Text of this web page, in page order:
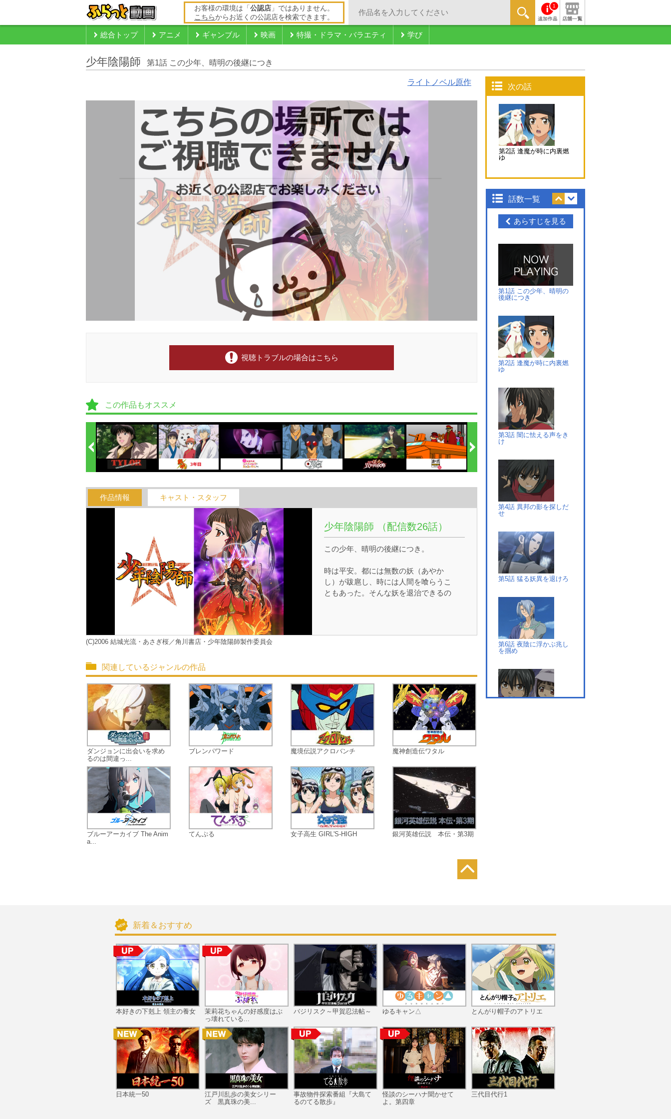
お客様の環境は「 公認店 」ではありません。
こちらからお近くの公認店を検索できます。
1
総合トップ アニメ ギャンブル 映画 特撮・ドラマ・バラエティ 学び
少年陰陽師 第1話 この少年、晴明の後継につき
ライトノベル原作
視聴トラブルの場合はこちら
この作品もオススメ
作品情報 キャスト・スタッフ
少年陰陽師 （配信数26話）
この少年、晴明の後継につき。
時は平安。都には無数の妖（あやか
し）が跋扈し、時には人間を喰らうこ
ともあった。そんな妖を退治できるの
もののまだまだ半人前な昌浩は、妖を
のだが…。昌浩は都を救えるか!? そし
て、一人前の陰陽師になれるのか!? 半
人前の陰陽師が、都の闇を叩き切る…!!
(C)2006 結城光流・あさぎ桜／角川書店・少年陰陽師製作委員会
関連しているジャンルの作品
ダンジョンに出会いを求め
るのは間違っ...
ブルーアーカイブ The Anim
a...
ブレンパワード
てんぷる
魔境伝説アクロバンチ
女子高生 GIRL'S-HIGH
魔神創造伝ワタル
銀河英雄伝説 本伝・第3期
次の話
第2話 逢魔が時に内裏燃
ゆ
話数一覧
あらすじを見る
第1話 この少年、晴明の
後継につき
第2話 逢魔が時に内裏燃
ゆ
第3話 闇に怯える声をき
け
第4話 異邦の影を探しだ
せ
第5話 猛る妖異を退けろ
第6話 夜陰に浮かぶ兆し
を掴め
第10話 淡き願いに応えの
第11話 誓いの刻印を胸に
抱け
第12話 鏡の檻をつき破れ
新着＆おすすめ
本好きの下剋上 領主の養女
日本統一50
茉莉花ちゃんの好感度はぶ
っ壊れている...
江戸川乱歩の美女シリー
ズ 黒真珠の美...
バジリスク～甲賀忍法帖～
事故物件探索番組『大島て
るのてる散歩』
ゆるキャン△
怪談のシーハナ聞かせて
よ。第四章
とんがり帽子のアトリエ
三代目代行1